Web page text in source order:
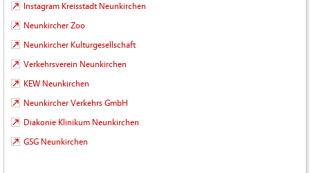
Instagram Kreisstadt Neunkirchen
Neunkircher Zoo
Neunkircher Kulturgesellschaft
Verkehrsverein Neunkirchen
KEW Neunkirchen
Neunkircher Verkehrs GmbH
Diakonie Klinikum Neunkirchen
GSG Neunkirchen